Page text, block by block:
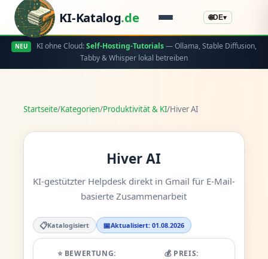
KI-Katalog.de 🌐DE▾
NEU KI ohne Cloud:Self-Hosting-Tutorials— Ollama, Stable Diffusion,
Tabby & Whisper lokal betreiben
Startseite/Kategorien/Produktivität & KI/Hiver AI
Hiver AI
KI-gestützter Helpdesk direkt in Gmail für E-Mail-
basierte Zusammenarbeit
📋Katalogisiert 📅Aktualisiert: 01.08.2026
⭐ BEWERTUNG: 💰 PREIS: